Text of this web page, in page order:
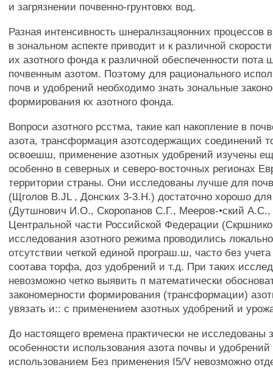
и загрязнении почвенно-грунтовкх вод.
Разная интенсивность шнералнзацяонних процессов
в зональном аспекте приводит и к различной
их азотного фонда к различной обеспеченности
почвенным азотом. Поэтому для рационального
почв и удобрений необходимо знать зональные
формирования кх азотного фонда.
Вопроси азотного рсстма, такие кап накопление в
азота, трансформация азотсодержащих соединений
освоешш, применение азотных удобрений изучены
особенно в северных и северо-восточных регионах
территории страны. Они исследованы лучше для
(Щголов B.JL , Донских 3-3.Н.) достаточно хорошо
(Дутшнович И.О., Скоропанов С.Г., Мееров-•ский
Центральной части Российской Федерации
исследования азотного режима проводились
отсутствии четкой единой програш.ш, часто без
соотава торфа, доз удобрений и т.д. При таких
невозможно четко выявить п математически
закономерности формирования (трансформации)
увязать и:: с применением азотных удобрений и
До настоящего времена практически не исследованы
особенности использования азота почвы и удобрений
использованием Без применения I5/V невозможно